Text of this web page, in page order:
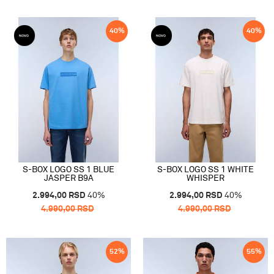
40%
S-BOX LOGO SS 1 BLUE
JASPER B9A
2.994,00 RSD 40%
4.990,00RSD
40%
S-BOX LOGO SS 1 WHITE
WHISPER
2.994,00 RSD 40%
4.990,00RSD
52% 55%